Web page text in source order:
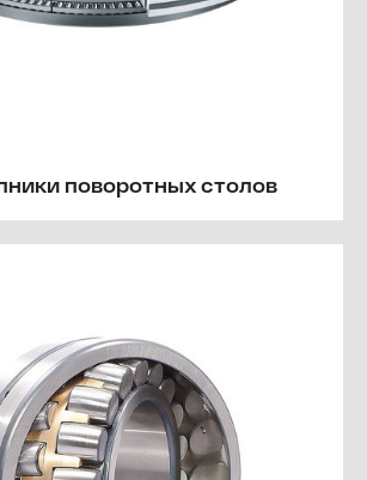
поворотных столов